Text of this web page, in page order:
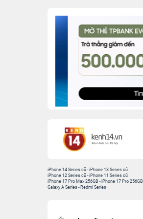
iPhone 14 Series cũ -iPhone 13 Series cũ
iPhone 12 Series cũ -iPhone 11 Series cũ
iPhone 17 Pro Max 256GB -iPhone 17 Pro 256GB
Galaxy A Series - Redmi Series